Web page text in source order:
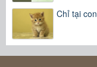
Chỉ tại